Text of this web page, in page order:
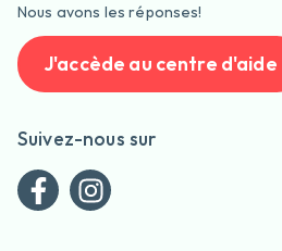
Nous avons les réponses!
J'accède au centre d'aide
Suivez-nous sur